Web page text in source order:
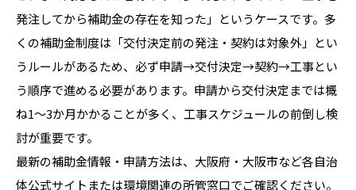
発注してから補助金の存在を知った」というケースです。多
くの補助金制度は「交付決定前の発注・契約は対象外」とい
うルールがあるため、必ず申請→交付決定→契約→工事とい
う順序で進める必要があります。申請から交付決定までは概
ね1〜3か月かかることが多く、工事スケジュールの前倒し検
討が重要です。
最新の補助金情報・申請方法は、大阪府・大阪市など各自治
体公式サイトまたは環境関連の所管窓口でご確認ください。